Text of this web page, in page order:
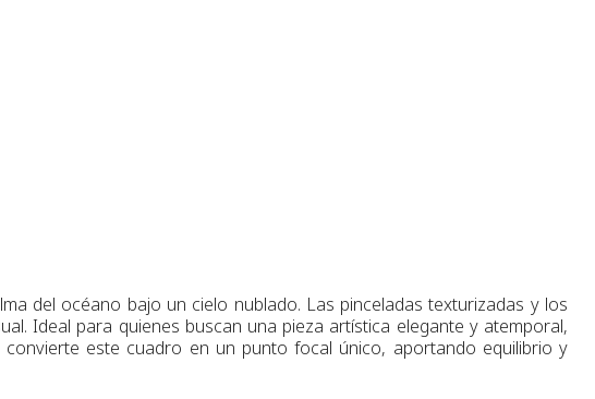
del océano bajo un cielo nublado. Las pinceladas texturizadas y los
Ideal para quienes buscan una pieza artística elegante y atemporal,
este cuadro en un punto focal único, aportando equilibrio y